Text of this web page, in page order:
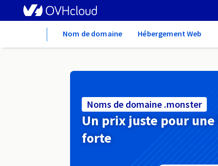
Nom de domaine Hébergement Web
Noms de domaine .monster
Un prix juste pour
forte